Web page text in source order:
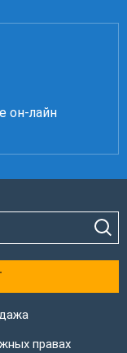
он-лайн
правах